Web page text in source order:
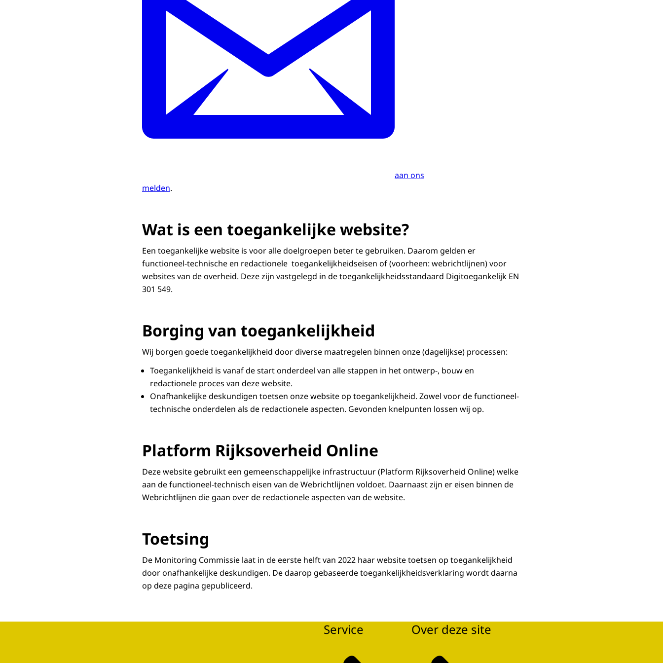
aan ons
melden.
Wat is een toegankelijke website?
Een toegankelijke website is voor alle doelgroepen beter te gebruiken. Daarom gelden er
functioneel-technische en redactionele toegankelijkheidseisen of (voorheen: webrichtlijnen) voor
websites van de overheid. Deze zijn vastgelegd in de toegankelijkheidsstandaard Digitoegankelijk EN
301 549.
Borging van toegankelijkheid
Wij borgen goede toegankelijkheid door diverse maatregelen binnen onze (dagelijkse) processen:
Toegankelijkheid is vanaf de start onderdeel van alle stappen in het ontwerp-, bouw en
redactionele proces van deze website.
Onafhankelijke deskundigen toetsen onze website op toegankelijkheid. Zowel voor de functioneel-
technische onderdelen als de redactionele aspecten. Gevonden knelpunten lossen wij op.
Platform Rijksoverheid Online
Deze website gebruikt een gemeenschappelijke infrastructuur (Platform Rijksoverheid Online) welke
aan de functioneel-technisch eisen van de Webrichtlijnen voldoet. Daarnaast zijn er eisen binnen de
Webrichtlijnen die gaan over de redactionele aspecten van de website.
Toetsing
De Monitoring Commissie laat in de eerste helft van 2022 haar website toetsen op toegankelijkheid
door onafhankelijke deskundigen. De daarop gebaseerde toegankelijkheidsverklaring wordt daarna
op deze pagina gepubliceerd.
Service Over deze site